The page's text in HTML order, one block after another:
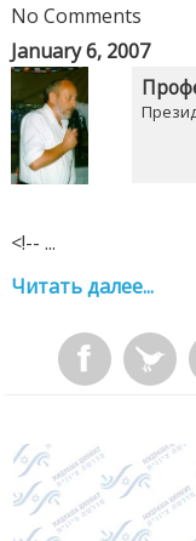
No Comments
January 6, 2007
<!-- ...
Читать далее...